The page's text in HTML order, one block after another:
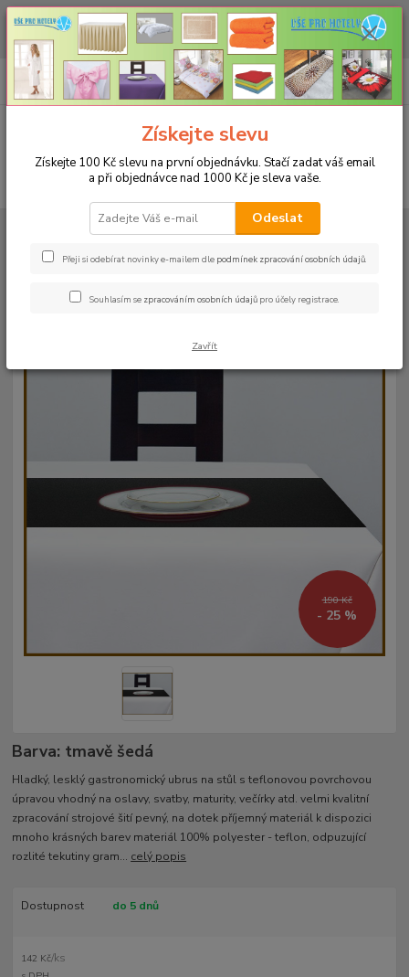
CHCETE NAKOUPIT VĚTŠÍ MNOŽSTVÍ NAŠICH PRODUKTŮ ZA LEPŠÍ
CENU? Klikněte ZDE
CZK
+420 773 794 023
Pondělí-pátek 9-16 hodin
0ks
za0 Kč
UBRUSY
Luxusní ubrusy Atlas-Rodos s vodoodpudivou úpravou
Ubrus ATLAS 38x160cm tmavě
190 Kč
- 25 %
Barva: tmavě šedá
Hladký, lesklý gastronomický ubrus na stůl s teflonovou povrchovou
úpravou vhodný na oslavy, svatby, maturity, večírky atd. velmi kvalitní
zpracování strojové šití pevný, na dotek příjemný materiál k dispozici
mnoho krásných barev materiál 100% polyester - teflon, odpuzující
rozlité tekutiny gram... celý popis
Dostupnost do 5 dnů
142 Kč/ks
Získejte slevu
Získejte 100 Kč slevu na první objednávku. Stačí zadat váš email
a při objednávce nad 1000 Kč je sleva vaše.
Odeslat
Přeji si odebírat novinky e-mailem dle podmínek zpracování osobních údajů.
Souhlasím se zpracováním osobních údajů pro účely registrace.
Zavřít